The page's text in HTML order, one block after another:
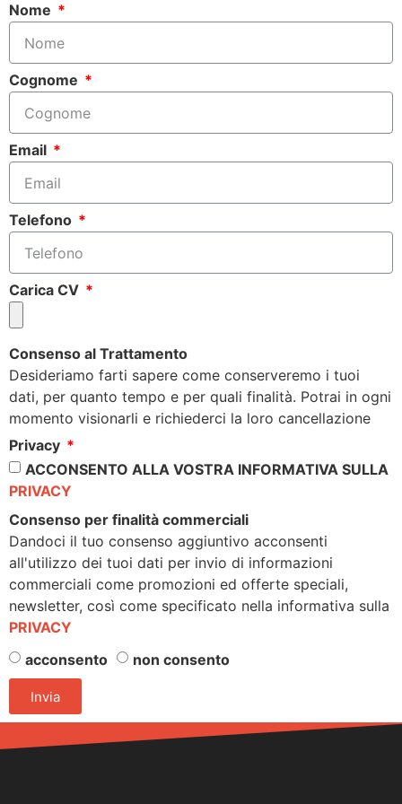
Nome
Cognome
Email
Telefono
Carica CV
Consenso al Trattamento
Desideriamo farti sapere come conserveremo i tuoi
dati, per quanto tempo e per quali finalità. Potrai in ogni
momento visionarli e richiederci la loro cancellazione
Privacy
ACCONSENTO ALLA VOSTRA INFORMATIVA SULLA
PRIVACY
Consenso per finalità commerciali
Dandoci il tuo consenso aggiuntivo acconsenti
all'utilizzo dei tuoi dati per invio di informazioni
commerciali come promozioni ed offerte speciali,
newsletter, così come specificato nella informativa sulla
PRIVACY
acconsento
non consento
Invia